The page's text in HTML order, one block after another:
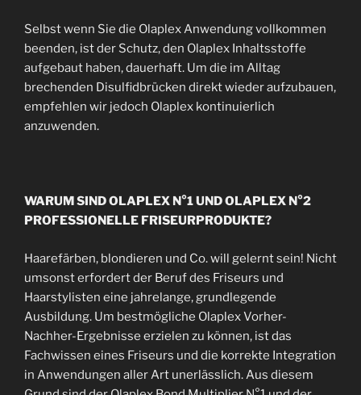
Selbst wenn Sie die Olaplex Anwendung vollkommen
beenden, ist der Schutz, den Olaplex Inhaltsstoffe
aufgebaut haben, dauerhaft. Um die im Alltag
brechenden Disulfidbrücken direkt wieder aufzubauen,
empfehlen wir jedoch Olaplex kontinuierlich
anzuwenden.
WARUM SIND OLAPLEX N°1 UND OLAPLEX N°2
PROFESSIONELLE FRISEURPRODUKTE?
Haarefärben, blondieren und Co. will gelernt sein! Nicht
umsonst erfordert der Beruf des Friseurs und
Haarstylisten eine jahrelange, grundlegende
Ausbildung. Um bestmögliche Olaplex Vorher-
Nachher-Ergebnisse erzielen zu können, ist das
Fachwissen eines Friseurs und die korrekte Integration
in Anwendungen aller Art unerlässlich. Aus diesem